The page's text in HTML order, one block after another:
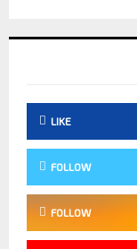
LIKE
FOLLOW
FOLLOW